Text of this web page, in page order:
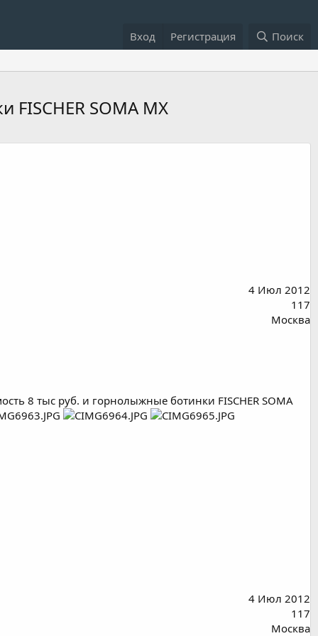
Вход Регистрация Поиск
SOMA MX
4 Июл 2012
117
Москва
8 тыс руб. и горнолыжные ботинки FISCHER SOMA
4 Июл 2012
117
Москва